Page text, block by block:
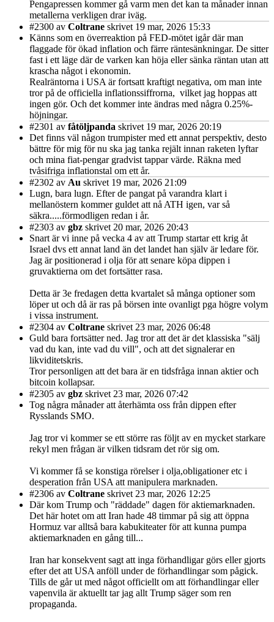
Pengapressen kommer gå varm men det kan ta månader innan
metallerna verkligen drar iväg.
#2300 av Coltrane skrivet 19 mar, 2026 15:33
Känns som en överreaktion på FED-mötet igår där man
flaggade för ökad inflation och färre räntesänkningar. De sitter
fast i ett läge där de varken kan höja eller sänka räntan utan att
krascha något i ekonomin.
Realräntorna i USA är fortsatt kraftigt negativa, om man inte
tror på de officiella inflationssiffrorna, vilket jag hoppas att
ingen gör. Och det kommer inte ändras med några 0.25%-
höjningar.
#2301 av fåtöljpanda skrivet 19 mar, 2026 20:19
Det finns väl någon trumpister med ett annat perspektiv, desto
bättre för mig för nu ska jag tanka rejält innan raketen lyftar
och mina fiat-pengar gradvist tappar värde. Räkna med
tvåsifriga inflationstal om ett år.
#2302 av Au skrivet 19 mar, 2026 21:09
Lugn, bara lugn. Efter de pangat på varandra klart i
mellanöstern kommer guldet att nå ATH igen, var så
säkra.....förmodligen redan i år.
#2303 av gbz skrivet 20 mar, 2026 20:43
Snart är vi inne på vecka 4 av att Trump startar ett krig åt
Israel dvs ett annat land än det landet han själv är ledare för.
Jag är positionerad i olja för att senare köpa dippen i
gruvaktierna om det fortsätter rasa.
Detta är 3e fredagen detta kvartalet så många optioner som
löper ut och då är ras på börsen inte ovanligt pga högre volym
i vissa instrument.
#2304 av Coltrane skrivet 23 mar, 2026 06:48
Guld bara fortsätter ned. Jag tror att det är det klassiska "sälj
vad du kan, inte vad du vill", och att det signalerar en
likviditetskris.
Tror personligen att det bara är en tidsfråga innan aktier och
bitcoin kollapsar.
#2305 av gbz skrivet 23 mar, 2026 07:42
Tog några månader att återhämta oss från dippen efter
Rysslands SMO.
Jag tror vi kommer se ett större ras följt av en mycket starkare
rekyl men frågan är vilken tidsram det rör sig om.
Vi kommer få se konstiga rörelser i olja,obligationer etc i
desperation från USA att manipulera marknaden.
#2306 av Coltrane skrivet 23 mar, 2026 12:25
Där kom Trump och "räddade" dagen för aktiemarknaden.
Det här hotet om att Iran hade 48 timmar på sig att öppna
Hormuz var alltså bara kabukiteater för att kunna pumpa
aktiemarknaden en gång till...
Iran har konsekvent sagt att inga förhandligar görs eller gjorts
efter det att USA anföll under de förhandlingar som pågick.
Tills de går ut med något officiellt om att förhandlingar eller
vapenvila är aktuellt tar jag allt Trump säger som ren
propaganda.